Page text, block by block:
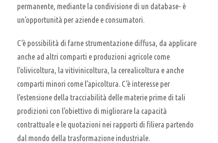
permanente, mediante la condivisione di un database- è
un’opportunità per aziende e consumatori.
C’è possibilità di farne strumentazione diffusa, da applicare
anche ad altri comparti e produzioni agricole come
l’olivicoltura, la vitivinicoltura, la cerealicoltura e anche
comparti minori come l’apicoltura. C’è interesse per
l’estensione della tracciabilità delle materie prime di tali
prodizioni con l’obiettivo di migliorare la capacità
contrattuale e le quotazioni nei rapporti di filiera partendo
dal mondo della trasformazione industriale.